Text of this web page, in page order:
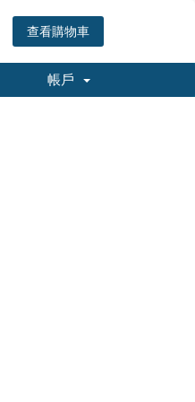
查看購物車
帳戶